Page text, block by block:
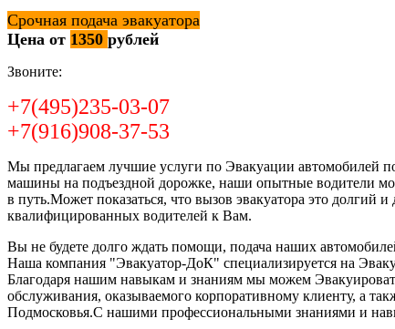
Срочная подача эвакуатора
Цена от 1350 рублей
Звоните:
+7(495)235-03-07
+7(916)908-37-53
Мы предлагаем лучшие услуги по Эвакуации автомобилей
машины на подъездной дорожке, наши опытные водители
в путь.Может показаться, что вызов эвакуатора это
квалифицированных водителей к Вам.
Вы не будете долго ждать помощи, подача наших
Наша компания "Эвакуатор-ДоК" специализируется на
Благодаря нашим навыкам и знаниям мы можем
обслуживания, оказываемого корпоративному клиенту, а
Подмосковья.С нашими профессиональными знаниями и